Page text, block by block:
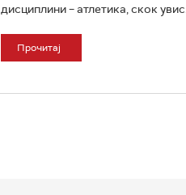
дисциплини – атлетика, скок
Прочитај